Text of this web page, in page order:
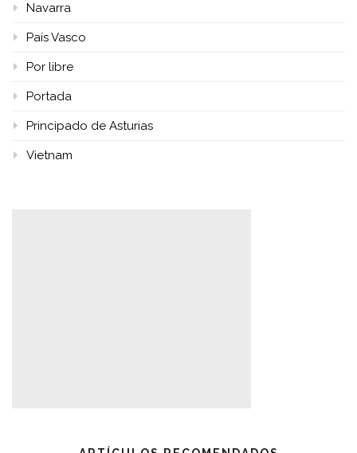
Navarra
País Vasco
Por libre
Portada
Principado de Asturias
Vietnam